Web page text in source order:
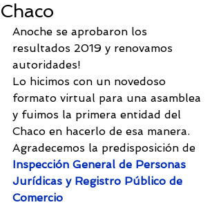
Chaco
Anoche se aprobaron los
resultados 2019 y renovamos
autoridades!
Lo hicimos con un novedoso
formato virtual para una asamblea
y fuimos la primera entidad del
Chaco en hacerlo de esa manera.
Agradecemos la predisposición de
Inspección General de Personas
Jurídicas y Registro Público de
Comercio